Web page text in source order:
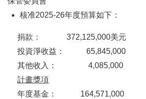
核准2025-26年度預算如下：
捐款： 372,125,000美元
投資淨收益： 65,845,000
其他收入： 4,085,000
計畫獎項
年度基金： 164,571,000